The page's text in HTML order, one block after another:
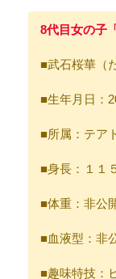
8代目女の子
■武石桜華（
■生年月日：
■所属：テア
■身長：１１
■体重：非公
■血液型：非
■趣味特技：